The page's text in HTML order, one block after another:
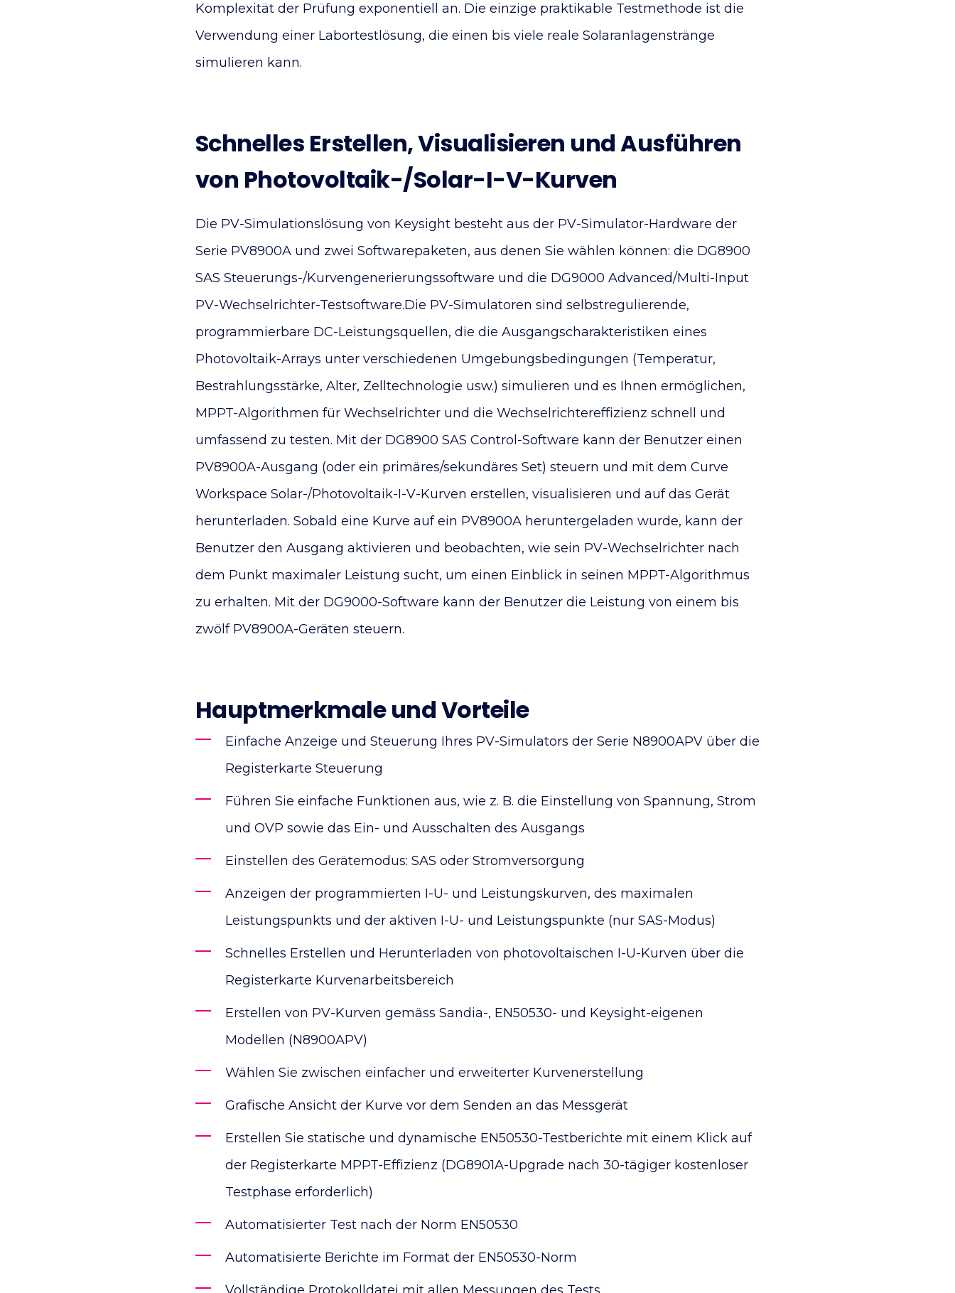
Komplexität der Prüfung exponentiell an. Die einzige praktikable Testmethode ist die
Verwendung einer Labortestlösung, die einen bis viele reale Solaranlagenstränge
simulieren kann.
Schnelles Erstellen, Visualisieren und Ausführen
von Photovoltaik-/Solar-I-V-Kurven
Die PV-Simulationslösung von Keysight besteht aus der PV-Simulator-Hardware der
Serie PV8900A und zwei Softwarepaketen, aus denen Sie wählen können: die DG8900
SAS Steuerungs-/Kurvengenerierungssoftware und die DG9000 Advanced/Multi-Input
PV-Wechselrichter-Testsoftware.Die PV-Simulatoren sind selbstregulierende,
programmierbare DC-Leistungsquellen, die die Ausgangscharakteristiken eines
Photovoltaik-Arrays unter verschiedenen Umgebungsbedingungen (Temperatur,
Bestrahlungsstärke, Alter, Zelltechnologie usw.) simulieren und es Ihnen ermöglichen,
MPPT-Algorithmen für Wechselrichter und die Wechselrichtereffizienz schnell und
umfassend zu testen. Mit der DG8900 SAS Control-Software kann der Benutzer einen
PV8900A-Ausgang (oder ein primäres/sekundäres Set) steuern und mit dem Curve
Workspace Solar-/Photovoltaik-I-V-Kurven erstellen, visualisieren und auf das Gerät
herunterladen. Sobald eine Kurve auf ein PV8900A heruntergeladen wurde, kann der
Benutzer den Ausgang aktivieren und beobachten, wie sein PV-Wechselrichter nach
dem Punkt maximaler Leistung sucht, um einen Einblick in seinen MPPT-Algorithmus
zu erhalten. Mit der DG9000-Software kann der Benutzer die Leistung von einem bis
zwölf PV8900A-Geräten steuern.
Hauptmerkmale und Vorteile
Einfache Anzeige und Steuerung Ihres PV-Simulators der Serie N8900APV über die
Registerkarte Steuerung
Führen Sie einfache Funktionen aus, wie z. B. die Einstellung von Spannung, Strom
und OVP sowie das Ein- und Ausschalten des Ausgangs
Einstellen des Gerätemodus: SAS oder Stromversorgung
Anzeigen der programmierten I-U- und Leistungskurven, des maximalen
Leistungspunkts und der aktiven I-U- und Leistungspunkte (nur SAS-Modus)
Schnelles Erstellen und Herunterladen von photovoltaischen I-U-Kurven über die
Registerkarte Kurvenarbeitsbereich
Erstellen von PV-Kurven gemäss Sandia-, EN50530- und Keysight-eigenen
Modellen (N8900APV)
Wählen Sie zwischen einfacher und erweiterter Kurvenerstellung
Grafische Ansicht der Kurve vor dem Senden an das Messgerät
Erstellen Sie statische und dynamische EN50530-Testberichte mit einem Klick auf
der Registerkarte MPPT-Effizienz (DG8901A-Upgrade nach 30-tägiger kostenloser
Testphase erforderlich)
Automatisierter Test nach der Norm EN50530
Automatisierte Berichte im Format der EN50530-Norm